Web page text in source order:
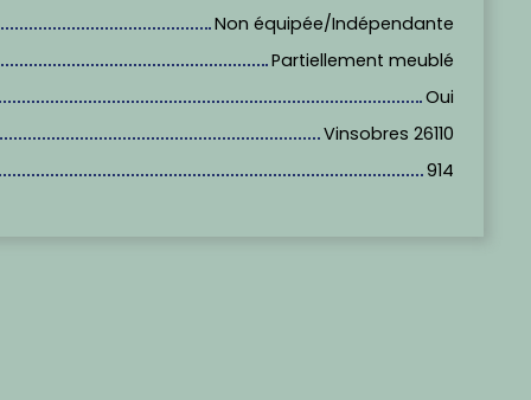
Non équipée/Indépendante
Partiellement meublé
Oui
Vinsobres 26110
914